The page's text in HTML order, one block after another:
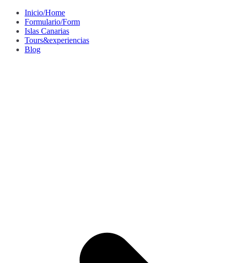
Saltar
contenido
Inicio/Home
Formulario/Form
Islas Canarias
Tours&experiencias
Blog